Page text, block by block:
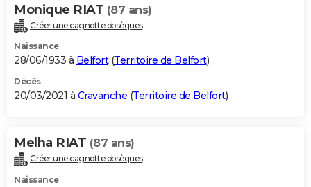
Monique RIAT (87 ans)
Créer une cagnotte obsèques
Naissance
28/06/1933 à Belfort(Territoire de Belfort)
Décès
20/03/2021 à Cravanche (Territoire de Belfort)
Melha RIAT (87 ans)
Créer une cagnotte obsèques
Naissance